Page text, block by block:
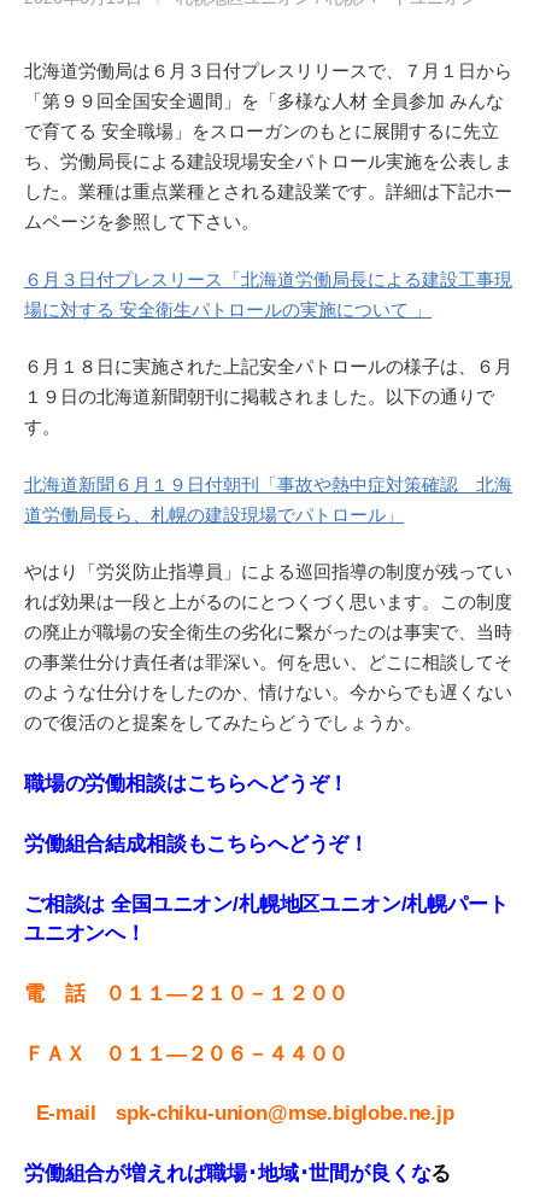
北海道労働局は６月３日付プレスリリースで、７月１日から
「第９９回全国安全週間」を「多様な人材 全員参加 みんな
で育てる 安全職場」をスローガンのもとに展開するに先立
ち、労働局長による建設現場安全パトロール実施を公表しま
した。業種は重点業種とされる建設業です。詳細は下記ホー
ムページを参照して下さい。
６月３日付プレスリース「北海道労働局長による建設工事現
場に対する 安全衛生パトロールの実施について 」
６月１８日に実施された上記安全パトロールの様子は、６月
１９日の北海道新聞朝刊に掲載されました。以下の通りで
す。
北海道新聞６月１９日付朝刊「事故や熱中症対策確認 北海
道労働局長ら、札幌の建設現場でパトロール」
やはり「労災防止指導員」による巡回指導の制度が残ってい
れば効果は一段と上がるのにとつくづく思います。この制度
の廃止が職場の安全衛生の劣化に繋がったのは事実で、当時
の事業仕分け責任者は罪深い。何を思い、どこに相談してそ
のような仕分けをしたのか、情けない。今からでも遅くない
ので復活のと提案をしてみたらどうでしょうか。
職場の労働相談はこちらへどうぞ！
労働組合結成相談もこちらへどうぞ！
ご相談は 全国ユニオン/札幌地区ユニオン/札幌パート
ユニオンへ！
電 話 ０１１—２１０－１２００
ＦＡＸ ０１１—２０６－４４００
E-mail spk-chiku-union@mse.biglobe.ne.jp
労働組合が増えれば職場･地域･世間が良くなる